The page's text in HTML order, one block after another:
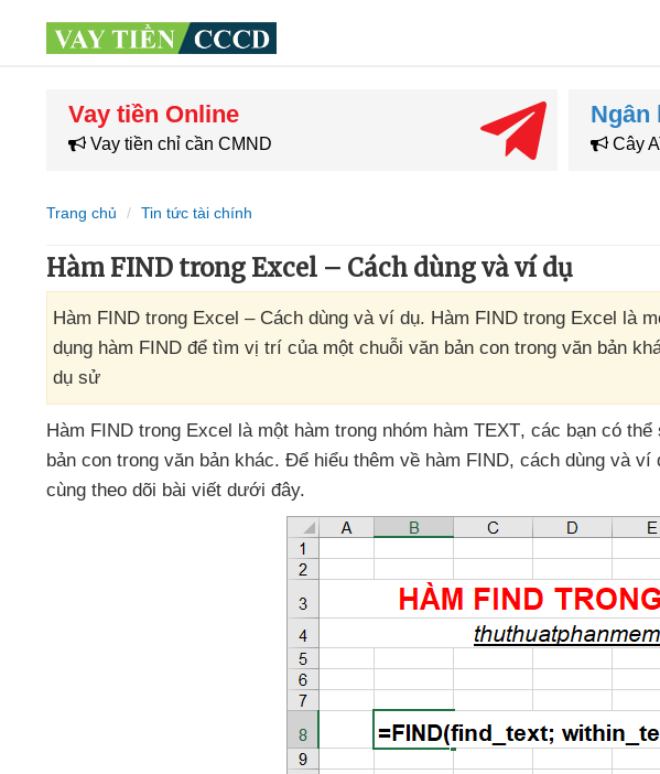
Vay tiền Online
Vay tiền chỉ cần CMND
Ngân
Cây
Trang chủ Tin tức tài chính
Hàm FIND trong Excel – Cách dùng và ví dụ
Hàm FIND trong Excel – Cách dùng và ví dụ. Hàm FIND trong Excel là
dụng hàm FIND để tìm vị trí của một chuỗi văn bản con trong văn bản
dụ sử
Hàm FIND trong Excel là một hàm trong nhóm hàm TEXT, các bạn có thể
bản con trong văn bản khác. Để hiểu thêm về hàm FIND, cách dùng và ví
cùng theo dõi bài viết dưới đây.